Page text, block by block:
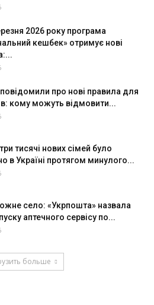
2026 року програма
кешбек» отримує нові
про нові правила для
кому можуть відмовити...
тисячі нових сімей було
в Україні протягом минулого...
село: «Укрпошта» назвала
аптечного сервісу по...
больше